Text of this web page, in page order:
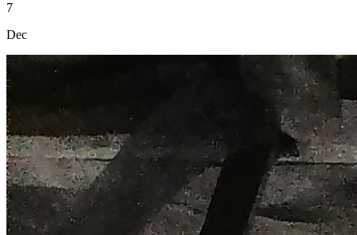
7
Dec